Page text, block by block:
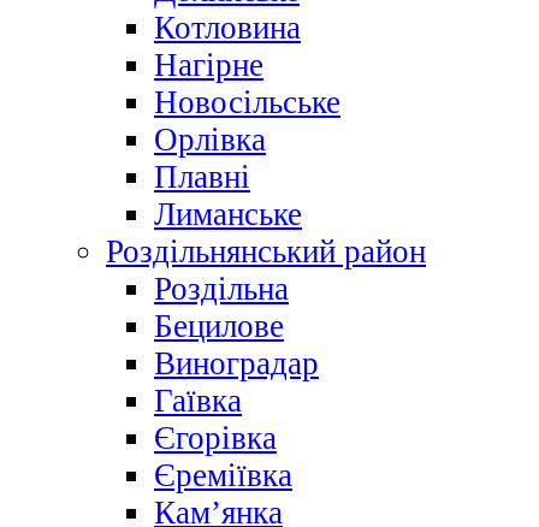
Котловина
Нагірне
Новосільське
Орлівка
Плавні
Лиманське
Роздільнянський район
Роздільна
Бецилове
Виноградар
Гаївка
Єгорівка
Єреміївка
Кам’янка